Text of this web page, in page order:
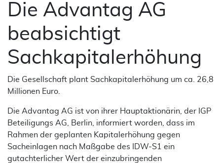
Die Advantag AG
beabsichtigt
Sachkapitalerhöhung
Die Gesellschaft plant Sachkapitalerhöhung um ca. 26,8
Millionen Euro.
Die Advantag AG ist von ihrer Hauptaktionärin, der IGP
Beteiligungs AG, Berlin, informiert worden, dass im
Rahmen der geplanten Kapitalerhöhung gegen
Sacheinlagen nach Maßgabe des IDW-S1 ein
gutachterlicher Wert der einzubringenden